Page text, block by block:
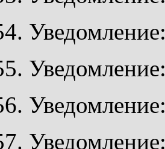
Уведомление:
Уведомление:
Уведомление:
Уведомление: